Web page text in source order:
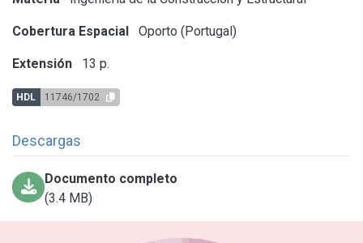
Cobertura Espacial Oporto (Portugal)
Extensión 13 p.
HDL 11746/1702
Descargas
Documento completo
(3.4 MB)